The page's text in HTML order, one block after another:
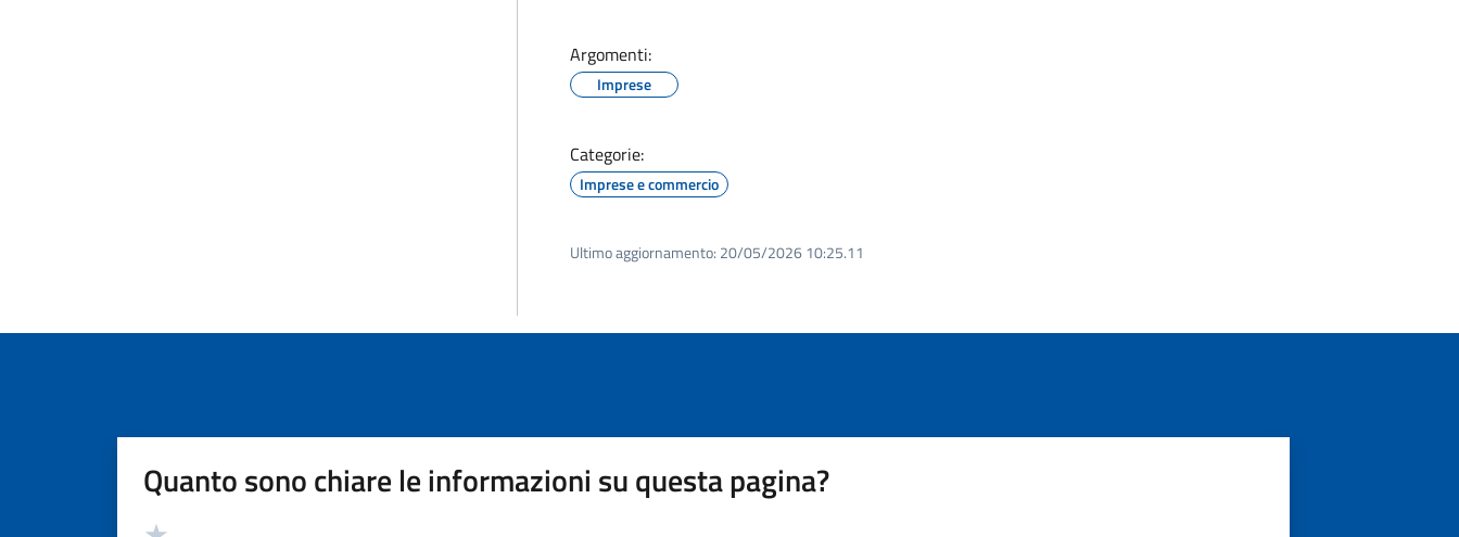
Argomenti:
Imprese
Categorie:
Imprese e commercio
Ultimo aggiornamento: 20/05/2026 10:25.11
Quanto sono chiare le informazioni su questa pagina?
Valutazione